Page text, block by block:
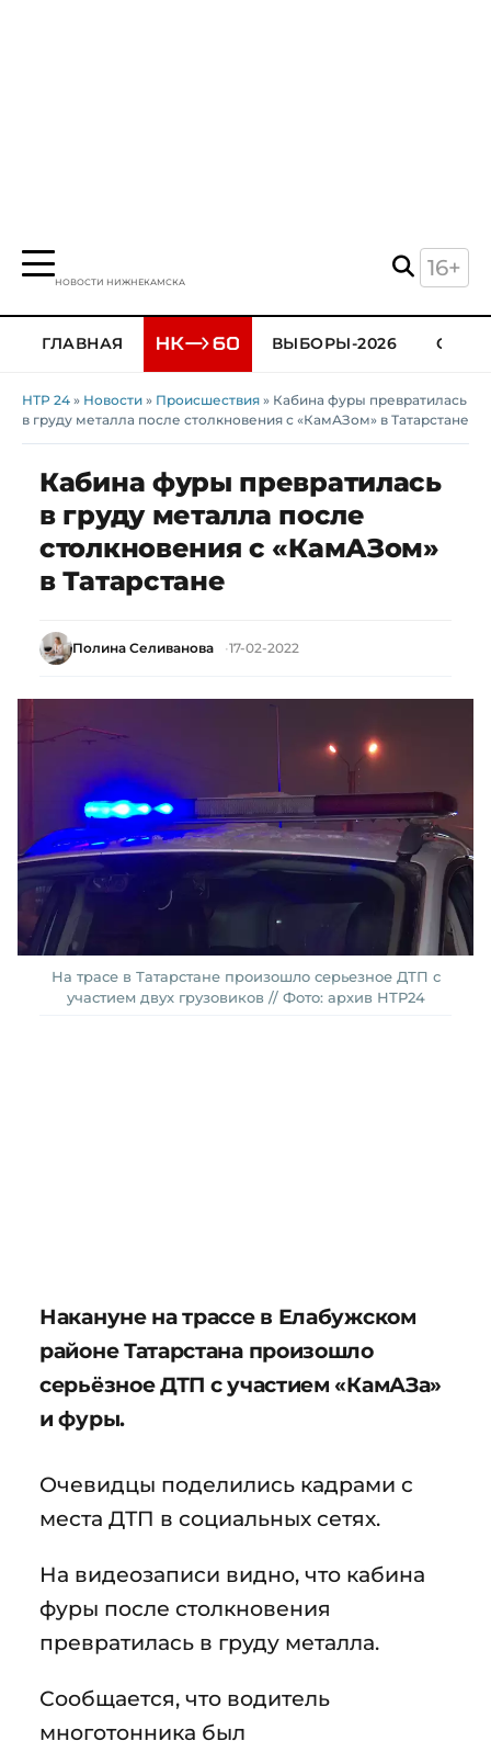
НОВОСТИ НИЖНЕКАМСКА
16+
ГЛАВНАЯ ВЫБОРЫ-2026
НТР 24 » Новости » Происшествия » Кабина фуры превратилась
в груду металла после столкновения с «КамАЗом» в Татарстане
Кабина фуры превратилась
в груду металла после
столкновения с «КамАЗом»
в Татарстане
Полина Селиванова 17-02-2022
На трасе в Татарстане произошло серьезное ДТП с
участием двух грузовиков // Фото: архив НТР24
Накануне на трассе в Елабужском
районе Татарстана произошло
серьёзное ДТП с участием «КамАЗа»
и фуры.
Очевидцы поделились кадрами с
места ДТП в социальных сетях.
На видеозаписи видно, что кабина
фуры после столкновения
превратилась в груду металла.
Сообщается, что водитель
многотонника был